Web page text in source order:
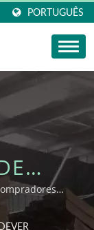
PORTUGUÊS
ODM